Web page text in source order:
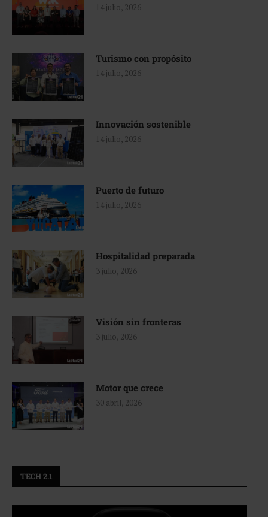
14 julio, 2026
Turismo con propósito
14 julio, 2026
Innovación sostenible
14 julio, 2026
Puerto de futuro
14 julio, 2026
Hospitalidad preparada
3 julio, 2026
Visión sin fronteras
3 julio, 2026
Motor que crece
30 abril, 2026
TECH 2.1